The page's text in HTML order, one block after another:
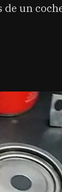
de un